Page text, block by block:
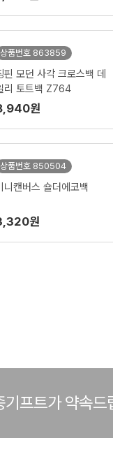
상품번호 863859
핀 모던 사각 크로스백 데
리 토트백 Z764
원
상품번호 850504
니캔버스 숄더에코백
원
프트가 약속드